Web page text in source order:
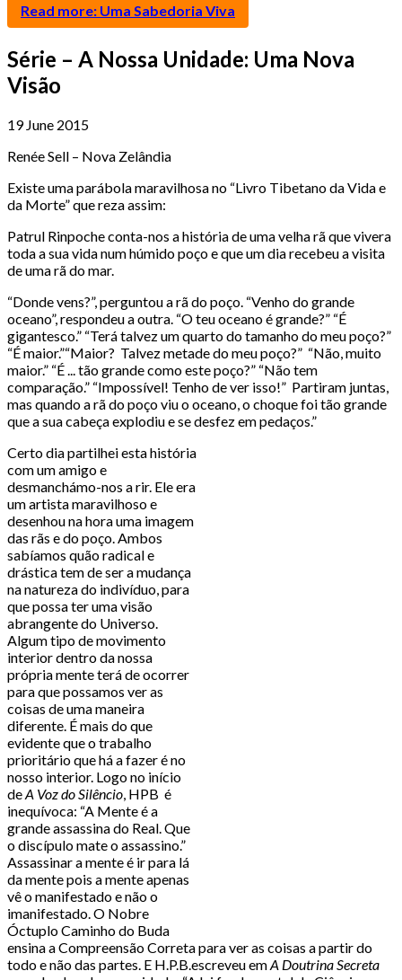
Read more: Uma Sabedoria Viva
Série – A Nossa Unidade: Uma Nova
Visão
19 June 2015
Renée Sell – Nova Zelândia
Existe uma parábola maravilhosa no “Livro Tibetano da Vida e
da Morte” que reza assim:
Patrul Rinpoche conta-nos a história de uma velha rã que vivera
toda a sua vida num húmido poço e que um dia recebeu a visita
de uma rã do mar.
“Donde vens?”, perguntou a rã do poço. “Venho do grande
oceano”, respondeu a outra. “O teu oceano é grande?” “É
gigantesco.” “Terá talvez um quarto do tamanho do meu poço?”
“É maior.”“Maior? Talvez metade do meu poço?” “Não, muito
maior.” “É ... tão grande como este poço?” “Não tem
comparação.” “Impossível! Tenho de ver isso!” Partiram juntas,
mas quando a rã do poço viu o oceano, o choque foi tão grande
que a sua cabeça explodiu e se desfez em pedaços.”
Certo dia partilhei esta história
com um amigo e
desmanchámo-nos a rir. Ele era
um artista maravilhoso e
desenhou na hora uma imagem
das rãs e do poço. Ambos
sabíamos quão radical e
drástica tem de ser a mudança
na natureza do indivíduo, para
que possa ter uma visão
abrangente do Universo.
Algum tipo de movimento
interior dentro da nossa
própria mente terá de ocorrer
para que possamos ver as
coisas de uma maneira
diferente. É mais do que
evidente que o trabalho
prioritário que há a fazer é no
nosso interior. Logo no início
deA Voz do Silêncio , HPB é
inequívoca: “A Mente é a
grande assassina do Real. Que
o discípulo mate o assassino.”
Assassinar a mente é ir para lá
da mente pois a mente apenas
vê o manifestado e não o
imanifestado. O Nobre
Óctuplo Caminho do Buda
ensina a Compreensão Correta para ver as coisas a partir do
todo e não das partes. E H.P.B.escreveu emA Doutrina Secreta